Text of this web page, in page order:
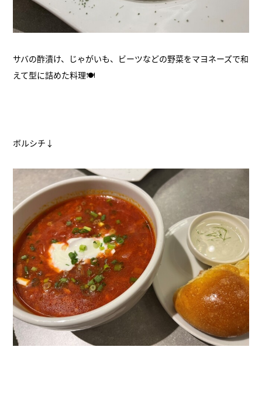
サバの酢漬け、じゃがいも、ビーツなどの野菜をマヨネーズで和
えて型に詰めた料理🍽
ボルシチ↓